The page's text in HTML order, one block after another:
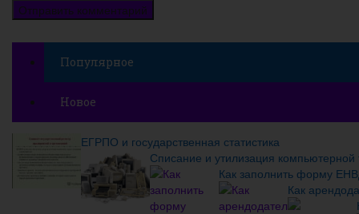
Популярное
Новое
ЕГРПО и государственная статистика
Списание и утилизация компьютерной
Как заполнить форму
Как